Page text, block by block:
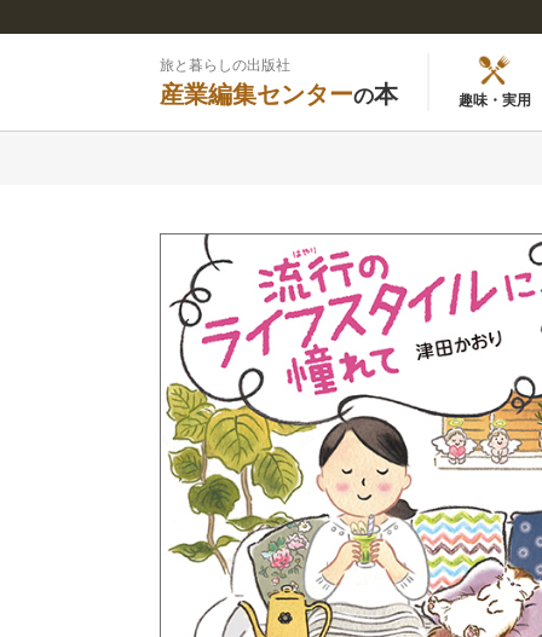
旅と暮らしの出版社
産業編集センターの本 趣味・実用